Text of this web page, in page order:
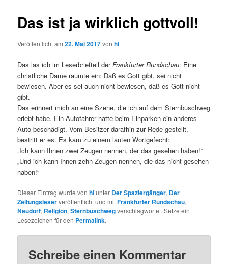
Das ist ja wirklich gottvoll!
Veröffentlicht am22. Mai 2017vonhl
Das las ich im Leserbriefteil derFrankfurter Rundschau: Eine
christliche Dame räumte ein: Daß es Gott gibt, sei nicht
bewiesen. Aber es sei auch nicht bewiesen, daß es Gott nicht
gibt.
Das erinnert mich an eine Szene, die ich auf dem Sternbuschweg
erlebt habe. Ein Autofahrer hatte beim Einparken ein anderes
Auto beschädigt. Vom Besitzer darafhin zur Rede gestellt,
bestritt er es. Es kam zu einem lauten Wortgefecht:
„Ich kann Ihnen zwei Zeugen nennen, der das gesehen haben!“
„Und ich kann Ihnen zehn Zeugen nennen, die das nicht gesehen
haben!“
Dieser Eintrag wurde vonhlunter Der Spaziergänger, Der
Zeitungsleserveröffentlicht und mitFrankfurter Rundschau,
Neudorf, Religion,Sternbuschwegverschlagwortet. Setze ein
Lesezeichen für den Permalink.
Schreibe einen Kommentar